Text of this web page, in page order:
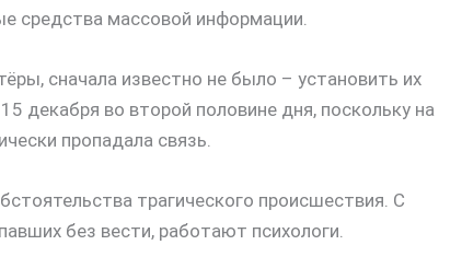
средства массовой информации.
сначала известно не было – установить их
декабря во второй половине дня, поскольку на
пропадала связь.
трагического происшествия. С
без вести, работают психологи.